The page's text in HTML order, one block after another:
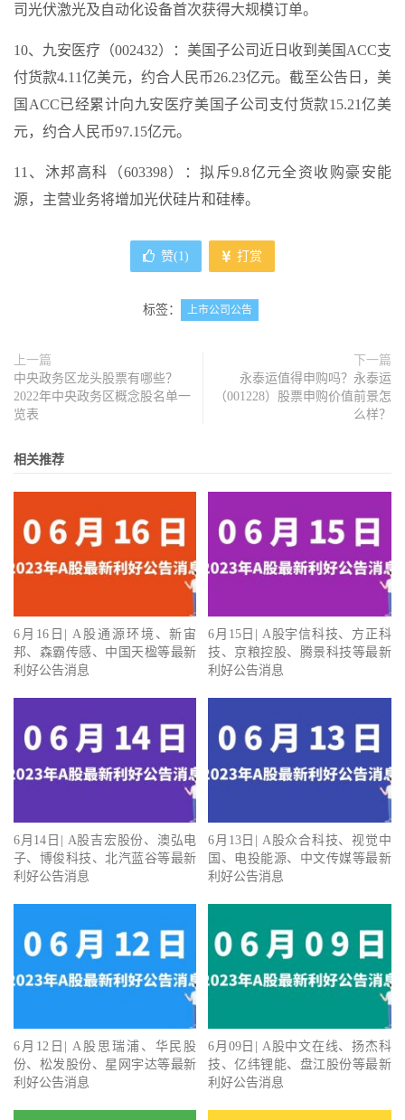
司光伏激光及自动化设备首次获得大规模订单。
10、九安医疗（002432）：美国子公司近日收到美国ACC支
付货款4.11亿美元，约合人民币26.23亿元。截至公告日，美
国ACC已经累计向九安医疗美国子公司支付货款15.21亿美
元，约合人民币97.15亿元。
11、沐邦高科（603398）：拟斥9.8亿元全资收购豪安能
源，主营业务将增加光伏硅片和硅棒。
赞(1) 打赏
标签： 上市公司公告
上一篇
中央政务区龙头股票有哪些？
2022年中央政务区概念股名单一
览表
下一篇
永泰运值得申购吗？永泰运
（001228）股票申购价值前景怎
么样？
相关推荐
6月16日| A股通源环境、新宙
邦、森霸传感、中国天楹等最新
利好公告消息
6月15日| A股宇信科技、方正科
技、京粮控股、腾景科技等最新
利好公告消息
6月14日| A股吉宏股份、澳弘电
子、博俊科技、北汽蓝谷等最新
利好公告消息
6月13日| A股众合科技、视觉中
国、电投能源、中文传媒等最新
利好公告消息
6月12日| A股思瑞浦、华民股
份、松发股份、星网宇达等最新
利好公告消息
6月09日| A股中文在线、扬杰科
技、亿纬锂能、盘江股份等最新
利好公告消息